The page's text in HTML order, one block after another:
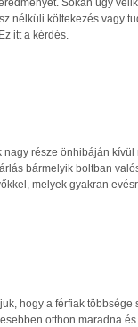
Sokan úgy
nélküli költekezés vagy
itt a kérdés.
nagy része önhibáján
bármelyik boltban
melyek gyakran
hogy a férfiak
otthon maradna